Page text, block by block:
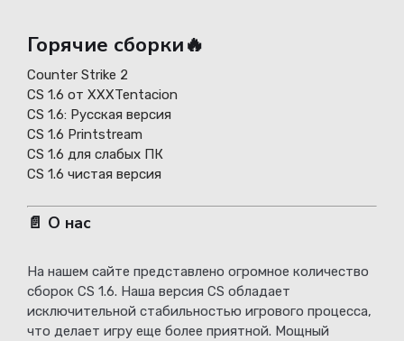
Горячие сборки🔥
Counter Strike 2
CS 1.6 от XXXTentacion
СS 1.6: Русская версия
CS 1.6 Printstream
CS 1.6 для слабых ПК
CS 1.6 чистая версия
📄 О нас
На нашем сайте представлено огромное количество
сборок CS 1.6. Наша версия CS обладает
исключительной стабильностью игрового процесса,
что делает игру еще более приятной. Мощный